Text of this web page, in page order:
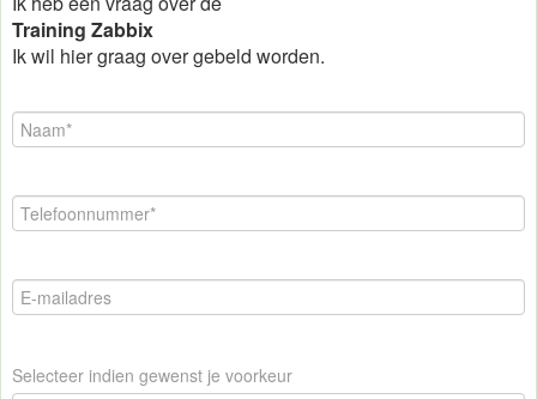
Training Zabbix
Ik wil hier graag over gebeld worden.
Selecteer indien gewenst je voorkeur